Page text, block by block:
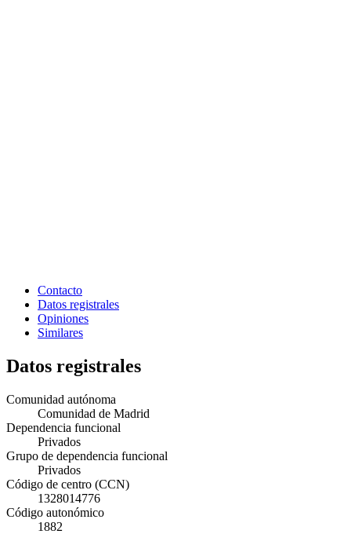
Contacto
Datos registrales
Opiniones
Similares
Datos registrales
Comunidad autónoma
Comunidad de Madrid
Dependencia funcional
Privados
Grupo de dependencia funcional
Privados
Código de centro (CCN)
1328014776
Código autonómico
1882